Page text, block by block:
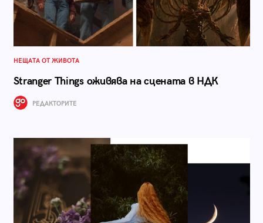
НЕЩАТА ОТ ЖИВОТА
Stranger Things оживява на сцената в НДК
РЕДАКТОРИТЕ